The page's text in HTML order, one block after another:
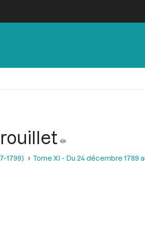
1799) Tome XI - Du 24 décembre 1789